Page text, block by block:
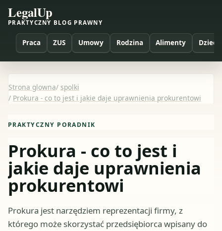
LegalUp
PRAKTYCZNY BLOG PRAWNY
Praca ZUS Umowy Rodzina Alimenty Dzieci
Strona glowna/ spolki
/ Prokura - co to jest i jakie daje uprawnienia prokurentowi
PRAKTYCZNY PORADNIK
Prokura - co to jest i
jakie daje uprawnienia
prokurentowi
Prokura jest narzędziem reprezentacji firmy, z
którego może skorzystać przedsiębiorca wpisany do